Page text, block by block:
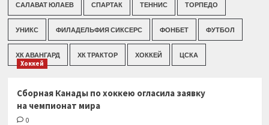
САЛАВАТ ЮЛАЕВ СПАРТАК ТЕННИС ТОРПЕДО
УНИКС ФИЛАДЕЛЬФИЯ СИКСЕРС ФОНБЕТ ФУТБОЛ
ХК АВАНГАРД ХК ТРАКТОР ХОККЕЙ ЦСКА
Хоккей
Сборная Канады по хоккею огласила заявку
на чемпионат мира
0